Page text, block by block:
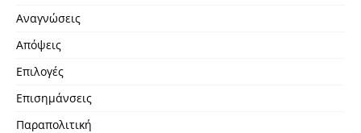
Αναγνώσεις
Απόψεις
Επιλογές
Επισημάνσεις
Παραπολιτική